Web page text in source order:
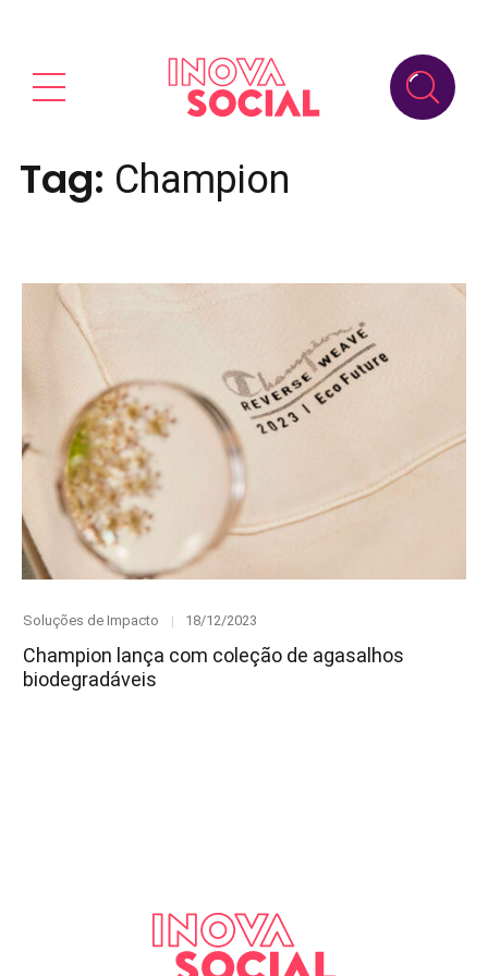
Tag: Champion
Category
Soluções de Impacto
Posted
18/12/2023
Champion lança com coleção de agasalhos
biodegradáveis